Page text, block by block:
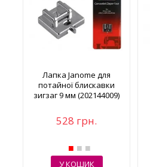
Лапка Janome для
потайної блискавки
зигзаг 9 мм (202144009)
528 грн.
У КОШИК